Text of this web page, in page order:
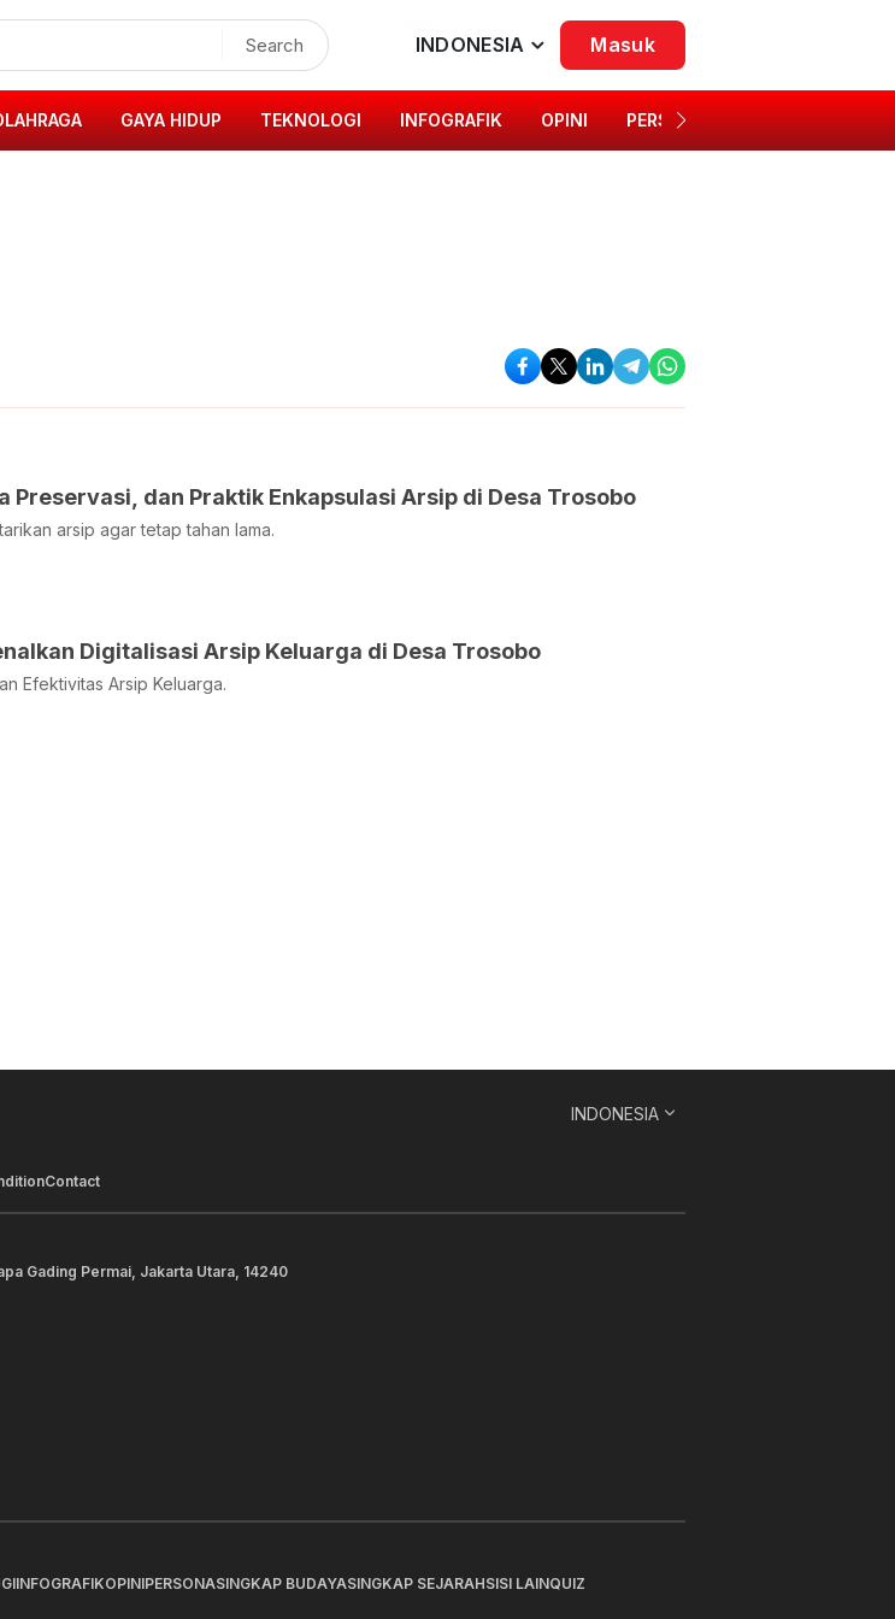
Search INDONESIA Masuk
GAYA HIDUP TEKNOLOGI INFOGRAFIK OPINI PERSONA
Preservasi, dan Praktik Enkapsulasi Arsip di Desa Trosobo
arsip agar tetap tahan lama.
Digitalisasi Arsip Keluarga di Desa Trosobo
Efektivitas Arsip Keluarga.
INDONESIA
Contact
Gading Permai, Jakarta Utara, 14240
INFOGRAFIKOPINIPERSONASINGKAP BUDAYASINGKAP SEJARAHSISI LAINQUIZ